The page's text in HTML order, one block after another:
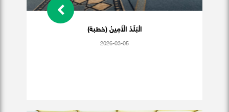
الْبَلَدُ الْأَمِينُ (خطبة)
2026-03-05